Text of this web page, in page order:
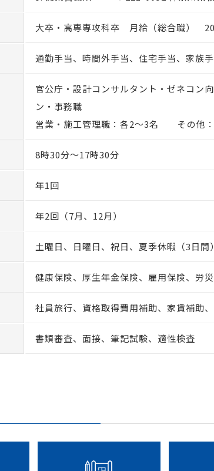
大卒・高専専攻科卒 月給（総合職）
通勤手当、時間外手当、住宅手当、家族
官公庁・設計コンサルタント・ゼネコン
ン・事務職
営業・施工管理職：各2～3名 その他
8時30分～17時30分
年1回
年2回（7月、12月）
土曜日、日曜日、祝日、夏季休暇（3日
健康保険、厚生年金保険、雇用保険、労
社員旅行、資格取得費用補助、家賃補助
書類審査、面接、筆記試験、適性検査